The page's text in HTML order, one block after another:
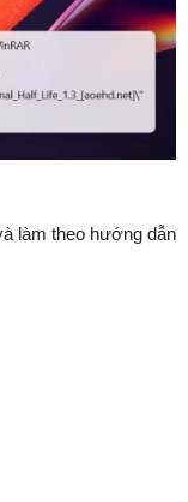
làm theo hướng dẫn